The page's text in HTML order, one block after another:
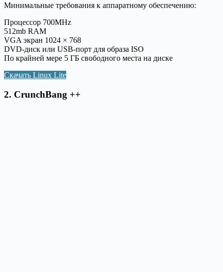
Минимальные требования к аппаратному обеспечению:
Процессор 700MHz
512mb RAM
VGA экран 1024 × 768
DVD-диск или USB-порт для образа ISO
По крайней мере 5 ГБ свободного места на диске
Скачать Linux Lite
2. CrunchBang ++